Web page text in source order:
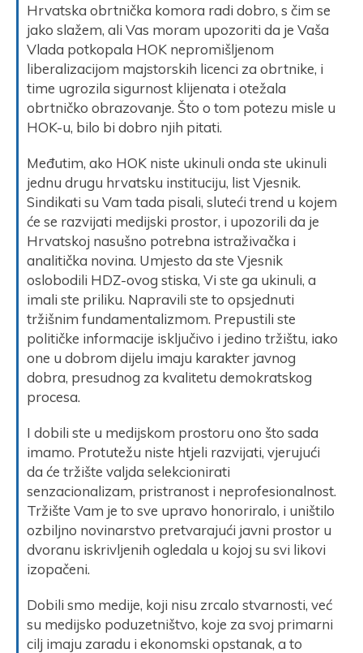
Hrvatska obrtnička komora radi dobro, s čim se
jako slažem, ali Vas moram upozoriti da je Vaša
Vlada potkopala HOK nepromišljenom
liberalizacijom majstorskih licenci za obrtnike, i
time ugrozila sigurnost klijenata i otežala
obrtničko obrazovanje. Što o tom potezu misle u
HOK-u, bilo bi dobro njih pitati.
Međutim, ako HOK niste ukinuli onda ste ukinuli
jednu drugu hrvatsku instituciju, list Vjesnik.
Sindikati su Vam tada pisali, sluteći trend u kojem
će se razvijati medijski prostor, i upozorili da je
Hrvatskoj nasušno potrebna istraživačka i
analitička novina. Umjesto da ste Vjesnik
oslobodili HDZ-ovog stiska, Vi ste ga ukinuli, a
imali ste priliku. Napravili ste to opsjednuti
tržišnim fundamentalizmom. Prepustili ste
političke informacije isključivo i jedino tržištu, iako
one u dobrom dijelu imaju karakter javnog
dobra, presudnog za kvalitetu demokratskog
procesa.
I dobili ste u medijskom prostoru ono što sada
imamo. Protutežu niste htjeli razvijati, vjerujući
da će tržište valjda selekcionirati
senzacionalizam, pristranost i neprofesionalnost.
Tržište Vam je to sve upravo honoriralo, i uništilo
ozbiljno novinarstvo pretvarajući javni prostor u
dvoranu iskrivljenih ogledala u kojoj su svi likovi
izopačeni.
Dobili smo medije, koji nisu zrcalo stvarnosti, već
su medijsko poduzetništvo, koje za svoj primarni
cilj imaju zaradu i ekonomski opstanak, a to